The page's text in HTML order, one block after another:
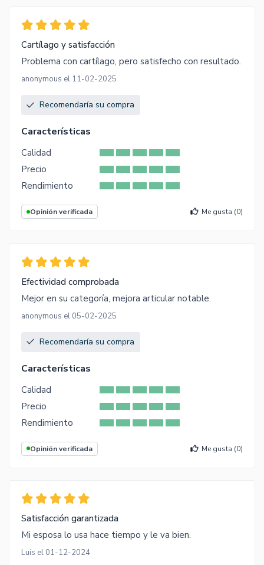
Cartílago y satisfacción
Problema con cartílago, pero satisfecho con resultado.
anonymous el 11-02-2025
Recomendaría su compra
Características
Calidad
Precio
Rendimiento
Opinión verificada Me gusta (0)
Efectividad comprobada
Mejor en su categoría, mejora articular notable.
anonymous el 05-02-2025
Recomendaría su compra
Características
Calidad
Precio
Rendimiento
Opinión verificada Me gusta (0)
Satisfacción garantizada
Mi esposa lo usa hace tiempo y le va bien.
Luis el 01-12-2024